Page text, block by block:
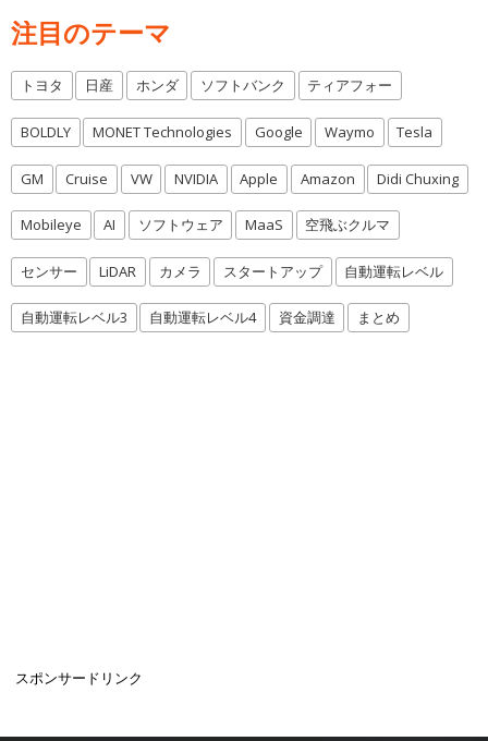
注目のテーマ
トヨタ 日産 ホンダ ソフトバンク ティアフォー
BOLDLY MONET Technologies Google Waymo Tesla
GM Cruise VW NVIDIA Apple Amazon Didi Chuxing
Mobileye AI ソフトウェア MaaS 空飛ぶクルマ
センサー LiDAR カメラ スタートアップ 自動運転レベル
自動運転レベル3 自動運転レベル4 資金調達 まとめ
スポンサードリンク